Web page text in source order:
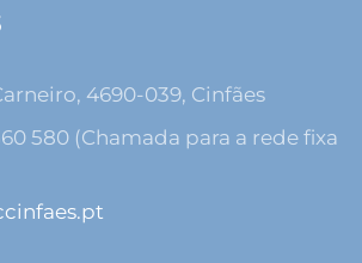
4690-039, Cinfães
580 (Chamada para a rede fixa